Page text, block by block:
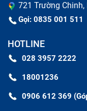
Thay thế và
đảm bảo nhanh
vấn cách bảo
dài.
721 Trường Chinh,
Gọi: 0835 001 511
HOTLINE
028 3957 2222
18001236
0906 612 369